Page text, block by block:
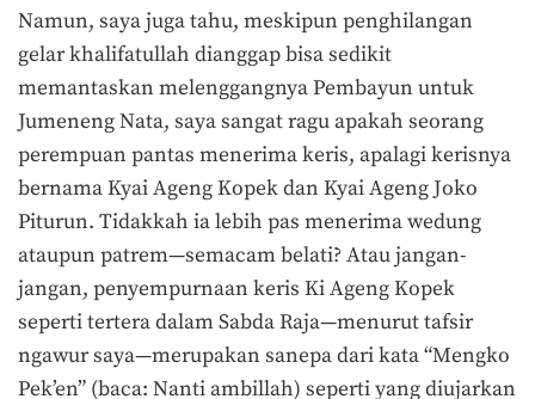
Namun, saya juga tahu, meskipun penghilangan
gelar khalifatullah dianggap bisa sedikit
memantaskan melenggangnya Pembayun untuk
Jumeneng Nata, saya sangat ragu apakah seorang
perempuan pantas menerima keris, apalagi kerisnya
bernama Kyai Ageng Kopek dan Kyai Ageng Joko
Piturun. Tidakkah ia lebih pas menerima wedung
ataupun patrem—semacam belati? Atau jangan-
jangan, penyempurnaan keris Ki Ageng Kopek
seperti tertera dalam Sabda Raja—menurut tafsir
ngawur saya—merupakan sanepa dari kata “Mengko
Pek’en” (baca: Nanti ambillah) seperti yang diujarkan